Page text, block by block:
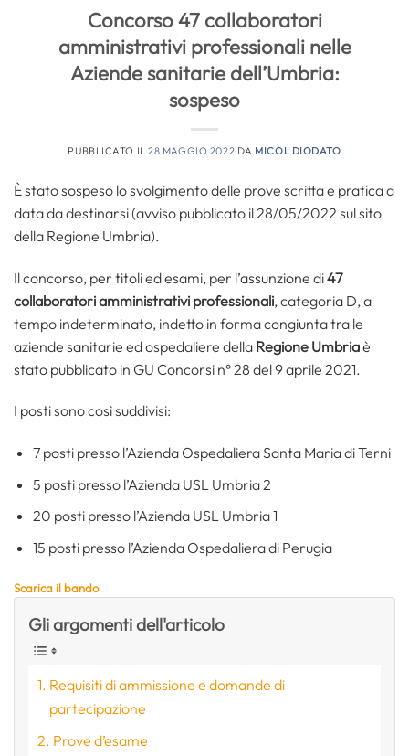
Concorso 47 collaboratori
amministrativi professionali nelle
Aziende sanitarie dell’Umbria:
sospeso
PUBBLICATO IL28 MAGGIO 2022 DA MICOL DIODATO
È stato sospeso lo svolgimento delle prove scritta e pratica a
data da destinarsi (avviso pubblicato il 28/05/2022 sul sito
della Regione Umbria).
Il concorso, per titoli ed esami, per l’assunzione di47
collaboratori amministrativi professionali, categoria D, a
tempo indeterminato, indetto in forma congiunta tra le
aziende sanitarie ed ospedaliere della Regione Umbriaè
stato pubblicato in GU Concorsi n° 28 del 9 aprile 2021.
I posti sono così suddivisi:
7 posti presso l’Azienda Ospedaliera Santa Maria di Terni
5 posti presso l’Azienda USL Umbria 2
20 posti presso l’Azienda USL Umbria 1
15 posti presso l’Azienda Ospedaliera di Perugia
Scarica il bando
Gli argomenti dell'articolo
Requisiti di ammissione e domande di
partecipazione
Prove d’esame